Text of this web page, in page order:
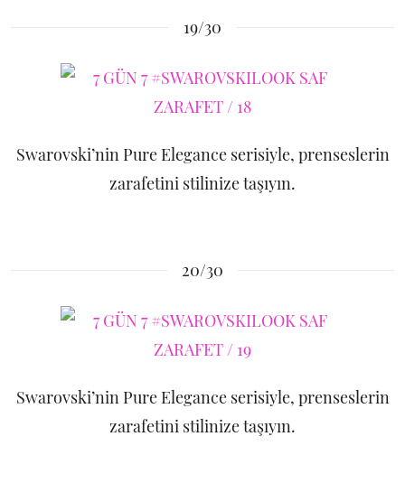
19/30
Swarovski’nin Pure Elegance serisiyle, prenseslerin
zarafetini stilinize taşıyın.
20/30
Swarovski’nin Pure Elegance serisiyle, prenseslerin
zarafetini stilinize taşıyın.